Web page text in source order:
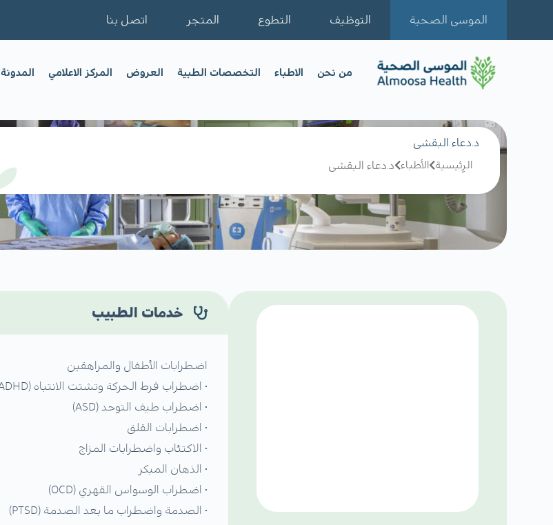
الموسى الصحية التوظيف التطوع المتجر اتصل بنا
من نحن الاطباء التخصصات الطبية العروض المركز الاعلامي المدونة
د.دعاء البقشى
الرِئيسية الأطباء د.دعاء البقشى
خدمات الطبيب
اضطرابات الأطفال والمراهقين
• اضطراب فرط الحركة وتشتت الانتباه (ADHD)
• اضطراب طيف التوحد (ASD)
• اضطرابات القلق
• الاكتئاب واضطرابات المزاج
• الذهان المبكر
• اضطراب الوسواس القهري (OCD)
• الصدمة واضطراب ما بعد الصدمة (PTSD)